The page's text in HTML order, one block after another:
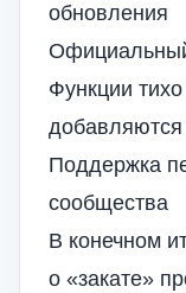
обновления
Функции
добавляются
Поддержка
сообщества
В конечном
о «закате»